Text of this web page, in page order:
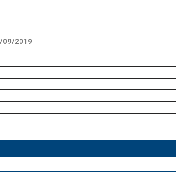
09/2019